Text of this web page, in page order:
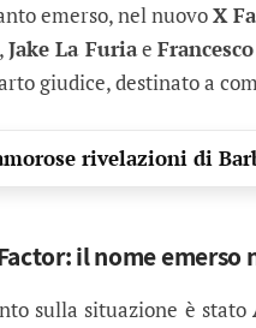
emerso, nel nuovoX
Jake La Furiae
giudice, destinato a
rivelazioni di
il nome
sulla situazione è stato